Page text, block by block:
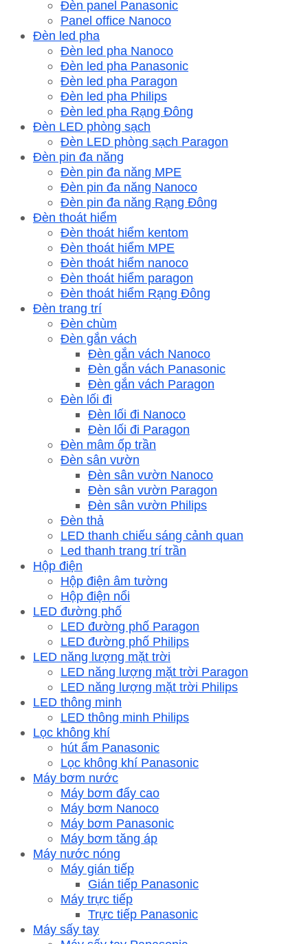
Đèn panel Panasonic
Panel office Nanoco
Đèn led pha
Đèn led pha Nanoco
Đèn led pha Panasonic
Đèn led pha Paragon
Đèn led pha Philips
Đèn led pha Rạng Đông
Đèn LED phòng sạch
Đèn LED phòng sạch Paragon
Đèn pin đa năng
Đèn pin đa năng MPE
Đèn pin đa năng Nanoco
Đèn pin đa năng Rạng Đông
Đèn thoát hiểm
Đèn thoát hiểm kentom
Đèn thoát hiểm MPE
Đèn thoát hiểm nanoco
Đèn thoát hiểm paragon
Đèn thoát hiểm Rạng Đông
Đèn trang trí
Đèn chùm
Đèn gắn vách
Đèn gắn vách Nanoco
Đèn gắn vách Panasonic
Đèn gắn vách Paragon
Đèn lối đi
Đèn lối đi Nanoco
Đèn lối đi Paragon
Đèn mâm ốp trần
Đèn sân vườn
Đèn sân vườn Nanoco
Đèn sân vườn Paragon
Đèn sân vườn Philips
Đèn thả
LED thanh chiếu sáng cảnh quan
Led thanh trang trí trần
Hộp điện
Hộp điện âm tường
Hộp điện nổi
LED đường phố
LED đường phố Paragon
LED đường phố Philips
LED năng lượng mặt trời
LED năng lượng mặt trời Paragon
LED năng lượng mặt trời Philips
LED thông minh
LED thông minh Philips
Lọc không khí
hút ẩm Panasonic
Lọc không khí Panasonic
Máy bơm nước
Máy bơm đẩy cao
Máy bơm Nanoco
Máy bơm Panasonic
Máy bơm tăng áp
Máy nước nóng
Máy gián tiếp
Gián tiếp Panasonic
Máy trực tiếp
Trực tiếp Panasonic
Máy sấy tay